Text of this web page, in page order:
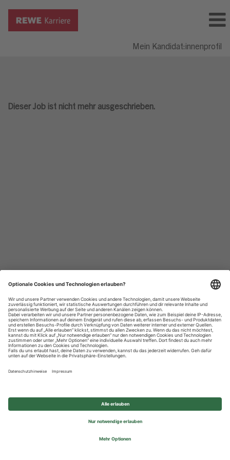
Mein Kandidat:innenprofil
Dieser Job ist nicht mehr ausgeschrieben.
Datenschutzhinweise
Impressum
Privatsphäre-Einstellungen
© 2026 REWE Group - All rights reserved